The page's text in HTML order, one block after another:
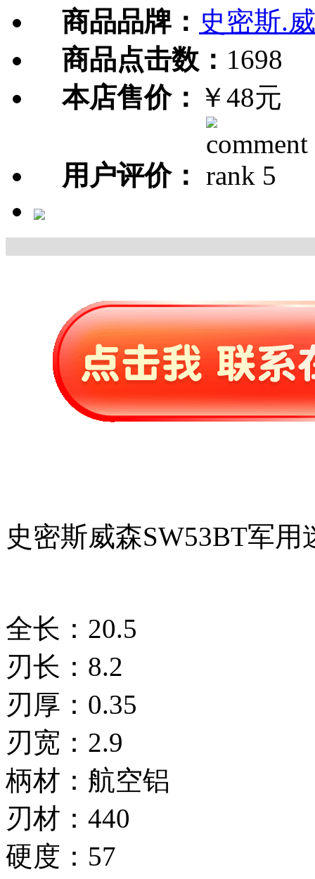
商品品牌： 史密斯.
商品点击数： 1698
本店售价： ￥48元
用户评价：
史密斯威森SW53BT军用
全长：20.5
刃长：8.2
刃厚：0.35
刃宽：2.9
柄材：航空铝
刃材：440
硬度：57